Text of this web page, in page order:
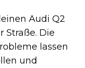
Audi Q2
Straße. Die
lassen
und